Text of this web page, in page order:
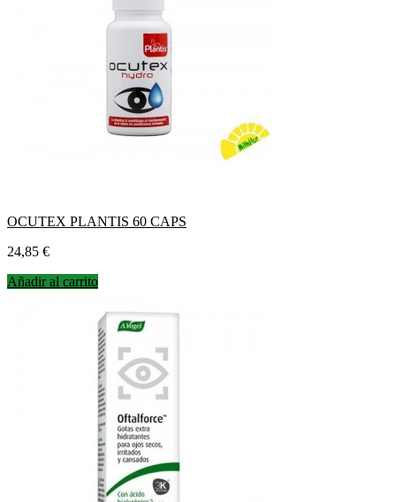
OCUTEX PLANTIS 60 CAPS
Precio
24,85 €
Añadir al carrito